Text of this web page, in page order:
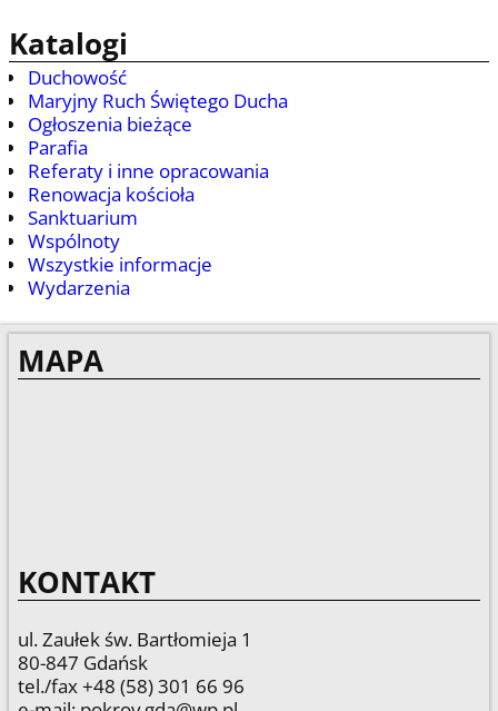
Katalogi
Duchowość
Maryjny Ruch Świętego Ducha
Ogłoszenia bieżące
Parafia
Referaty i inne opracowania
Renowacja kościoła
Sanktuarium
Wspólnoty
Wszystkie informacje
Wydarzenia
MAPA
KONTAKT
ul. Zaułek św. Bartłomieja 1
80-847 Gdańsk
tel./fax +48 (58) 301 66 96